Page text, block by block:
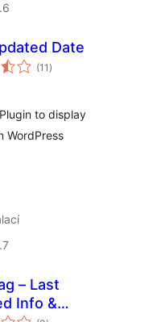
Date
(11 celkové
hodnocení
)
to display
WordPress
– Last
Info &
celkové